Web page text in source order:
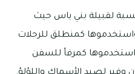
لقبيلة بني ياس حيث
كمنطلق للرحلات
استخدموها كمرفأ للسفن